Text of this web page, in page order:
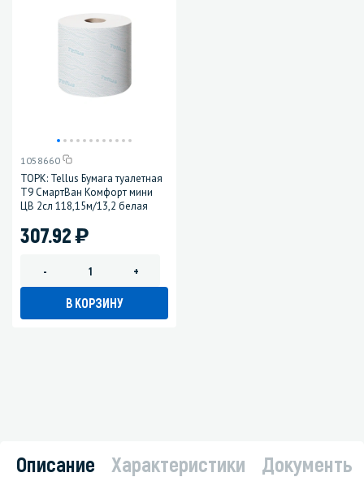
1058660
ТОРК: Tellus Бумага туалетная
Т9 СмартВан Комфорт мини
ЦВ 2сл 118,15м/13,2 белая
307.92)
- +
В КОРЗИНУ
Описание Характеристики Документы